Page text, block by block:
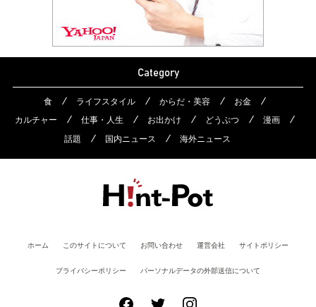
Category
食 ライフスタイル からだ・美容
お金
カルチャー
仕事・人生 お出かけ どうぶつ
漫画
話題
国内ニュース 海外ニュース
ホーム このサイトについて お問い合わせ 運営会社 サイトポリシー
プライバシーポリシー パーソナルデータの外部送信について